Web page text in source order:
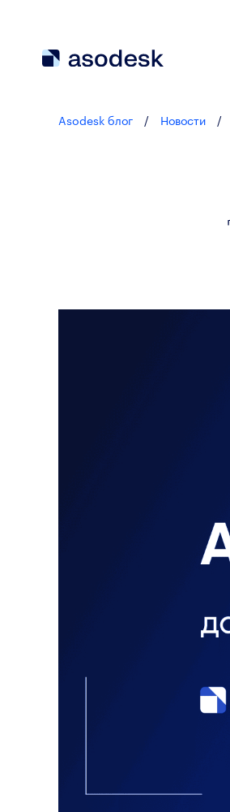
Asodesk блог / Новости /